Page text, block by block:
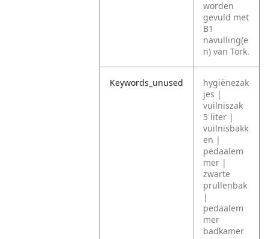
worden
gevuld met
B1
navulling(e
n) van Tork.
Keywords_unused
hygiënezak
jes |
vuilniszak
5 liter |
vuilnisbakk
en |
pedaalem
mer |
zwarte
prullenbak
|
pedaalem
mer
badkamer